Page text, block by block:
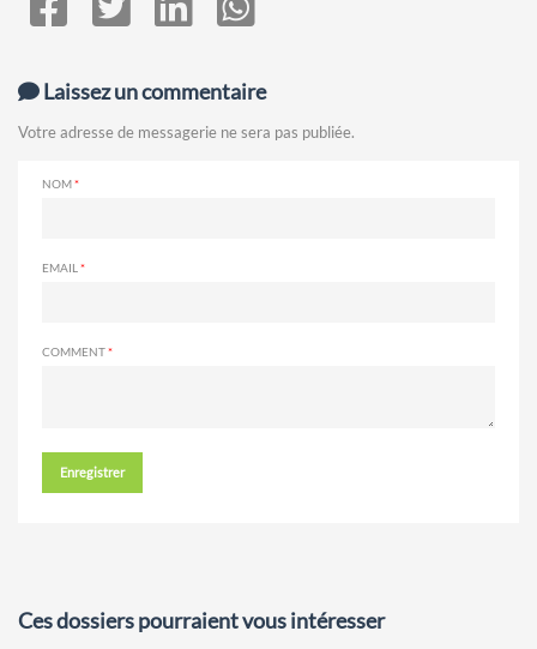
Laissez un commentaire
Votre adresse de messagerie ne sera pas publiée.
NOM
EMAIL
COMMENT
Enregistrer
Ces dossiers pourraient vous intéresser